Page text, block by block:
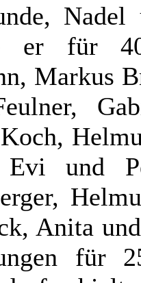
Nadel
er für
Markus
Evi und
Anita
für